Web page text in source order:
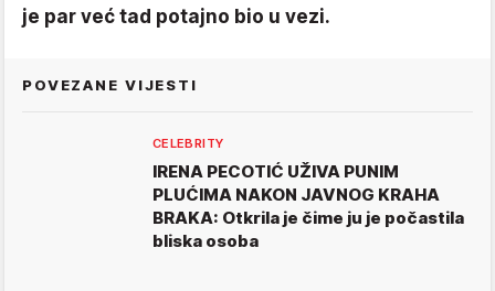
je par već tad potajno bio u vezi.
POVEZANE VIJESTI
CELEBRITY
IRENA PECOTIĆ UŽIVA PUNIM
PLUĆIMA NAKON JAVNOG KRAHA
BRAKA: Otkrila je čime ju je počastila
bliska osoba